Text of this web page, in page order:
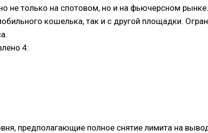
не только на спотовом, но и на фьючерсном
кошелька, так и с другой площадки.
4:
предполагающие полное снятие лимита на